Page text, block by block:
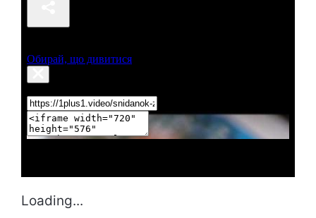
Loading...